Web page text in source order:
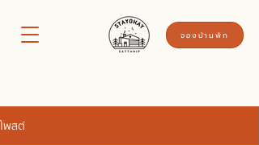
จองบ้านพัก
โพสต์